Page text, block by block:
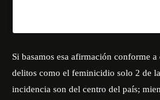
Si basamos esa afirmación conforme
delitos como el feminicidio solo 2 de
incidencia son del centro del país;